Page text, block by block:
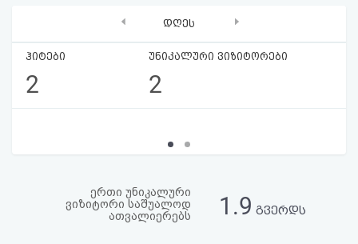
სალიცენზიო
დღეს
ჰიტები
2
უნიკალური ვიზიტორები
2
‹ ›
ერთი უნიკალური
ვიზიტორი საშუალოდ
ათვალიერებს
1.9 გვერდს